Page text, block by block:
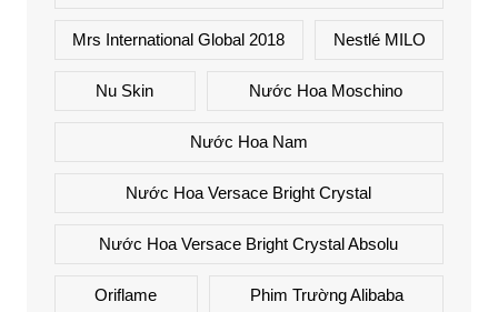
Mrs International Global 2018 Nestlé MILO
Nu Skin Nước Hoa Moschino
Nước Hoa Nam
Nước Hoa Versace Bright Crystal
Nước Hoa Versace Bright Crystal Absolu
Oriflame Phim Trường Alibaba